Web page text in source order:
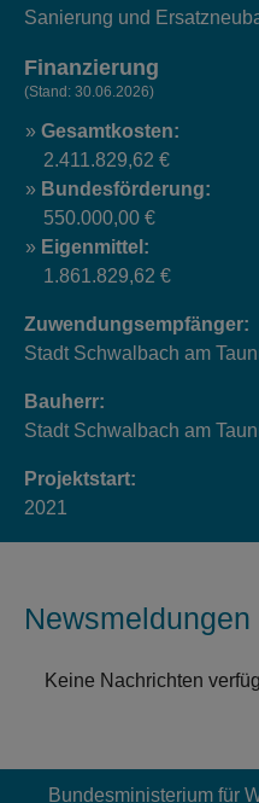
Sanierung und
Finanzierung
(Stand: 30.06.2026)
Gesamtkosten:
2.411.829,62 €
Bundesförderung:
550.000,00 €
Eigenmittel:
1.861.829,62 €
Zuwendungsempfänger:
Stadt Schwalbach am
Bauherr:
Stadt Schwalbach am
Projektstart:
2021
Newsmeldungen
Keine Nachrichten
Bundesministerium für